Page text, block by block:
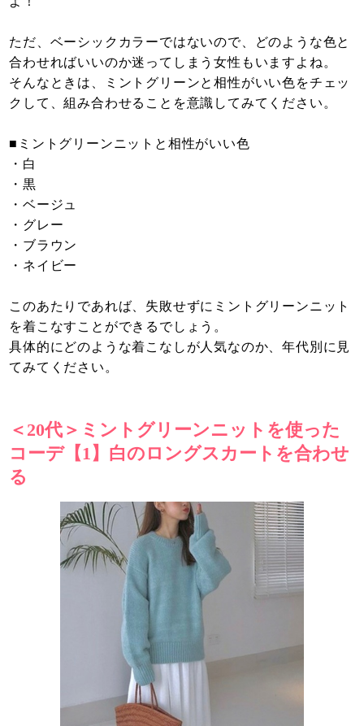
ただ、ベーシックカラーではないので、どのような色と
合わせればいいのか迷ってしまう女性もいますよね。
そんなときは、ミントグリーンと相性がいい色をチェッ
クして、組み合わせることを意識してみてください。
■ミントグリーンニットと相性がいい色
・白
・黒
・ベージュ
・グレー
・ブラウン
・ネイビー
このあたりであれば、失敗せずにミントグリーンニット
を着こなすことができるでしょう。
具体的にどのような着こなしが人気なのか、年代別に見
てみてください。
＜20代＞ミントグリーンニットを使った
コーデ【1】白のロングスカートを合わせ
る